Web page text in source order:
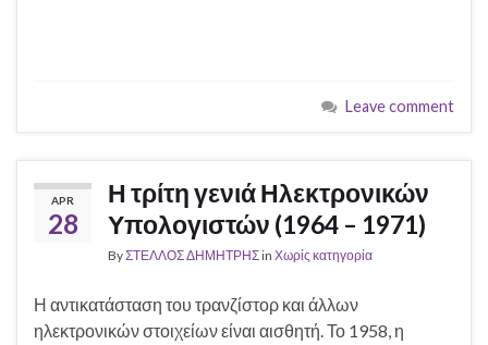
Leave comment
APR
28
Η τρίτη γενιά Ηλεκτρονικών
Υπολογιστών (1964 – 1971)
ByΣΤΕΛΛΟΣ ΔΗΜΗΤΡΗΣin Χωρίς κατηγορία
Η αντικατάσταση του τρανζίστορ και άλλων
ηλεκτρονικών στοιχείων είναι αισθητή. Το 1958, η